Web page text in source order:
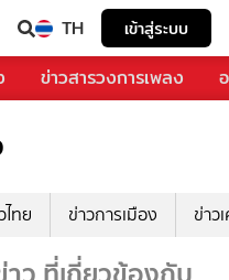
TH เข้าสู่ระบบ
ข่าวสารวงการเพลง
ไทย ข่าวการเมือง ข่าว